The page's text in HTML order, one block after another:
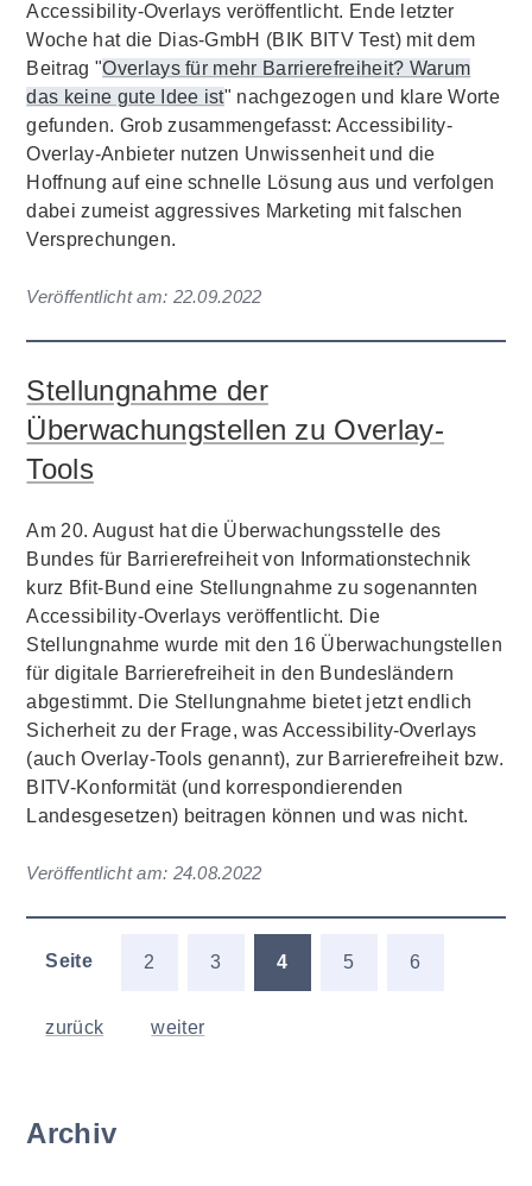
Accessibility-Overlays veröffentlicht. Ende letzter
Woche hat die Dias-GmbH (BIK BITV Test) mit dem
Beitrag "Overlays für mehr Barrierefreiheit? Warum
das keine gute Idee ist" nachgezogen und klare Worte
gefunden. Grob zusammengefasst: Accessibility-
Overlay-Anbieter nutzen Unwissenheit und die
Hoffnung auf eine schnelle Lösung aus und verfolgen
dabei zumeist aggressives Marketing mit falschen
Versprechungen.
Veröffentlicht am: 22.09.2022
Stellungnahme der
Überwachungstellen zu Overlay-
Tools
Am 20. August hat die Überwachungsstelle des
Bundes für Barrierefreiheit von Informationstechnik
kurz Bfit-Bund eine Stellungnahme zu sogenannten
Accessibility-Overlays veröffentlicht. Die
Stellungnahme wurde mit den 16 Überwachungstellen
für digitale Barrierefreiheit in den Bundesländern
abgestimmt. Die Stellungnahme bietet jetzt endlich
Sicherheit zu der Frage, was Accessibility-Overlays
(auch Overlay-Tools genannt), zur Barrierefreiheit bzw.
BITV-Konformität (und korrespondierenden
Landesgesetzen) beitragen können und was nicht.
Veröffentlicht am: 24.08.2022
Seite 2 3 4 5 6
zurück weiter
Archiv